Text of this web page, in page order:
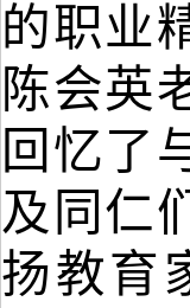
的职业
陈会英
回忆了
及同仁
扬教育